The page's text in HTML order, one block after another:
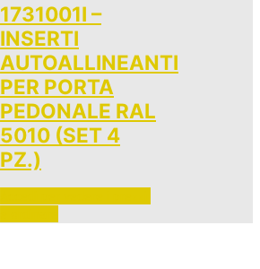
1731001I –
INSERTI
AUTOALLINEANTI
PER PORTA
PEDONALE RAL
5010 (SET 4
PZ.)